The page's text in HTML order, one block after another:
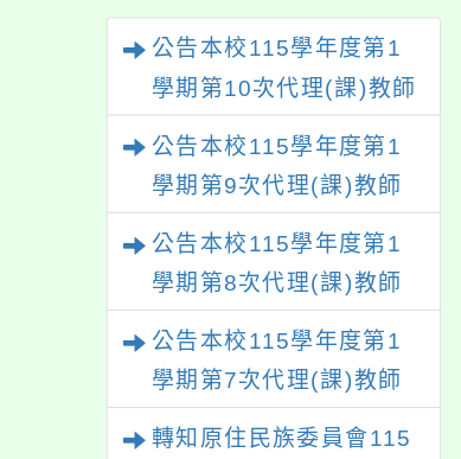
公告本校115學年度第1
學期第10次代理(課)教師
公告本校115學年度第1
學期第9次代理(課)教師
公告本校115學年度第1
學期第8次代理(課)教師
公告本校115學年度第1
學期第7次代理(課)教師
轉知原住民族委員會115